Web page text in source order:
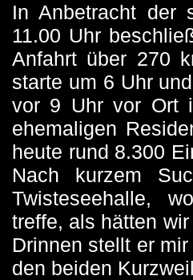
In Anbetracht der
11.00 Uhr
Anfahrt über 270
starte um 6 Uhr
vor 9 Uhr vor Ort
ehemaligen
heute rund 8.300
Nach kurzem
Twisteseehalle,
treffe, als hätten
Drinnen stellt er
den beiden